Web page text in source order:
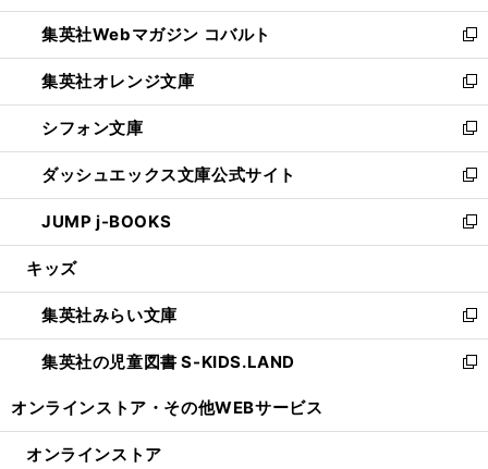
開
く
ウ
で
開
く
ン
ド
ウ
で
開
く
ウ
ィ
ン
ド
ウ
で
開
く
集英社Webマガジン コバルト
新
し
い
ウ
ィ
ン
ド
ウ
で
開
集英社オレンジ文庫
新
し
い
ウ
ィ
ン
ド
ウ
開
く
シフォン文庫
新
し
い
ウ
ィ
ン
ウ
で
開
く
ダッシュエックス文庫公式サイト
新
し
い
ウ
ン
ド
ウ
で
JUMP j-BOOKS
新
し
ウ
ィ
ン
ド
開
キッズ
集英社みらい文庫
新
し
い
ン
集英社の児童図書 S-KIDS.LAND
新
ウ
オンラインストア・ その他WEBサービス
オンラインストア